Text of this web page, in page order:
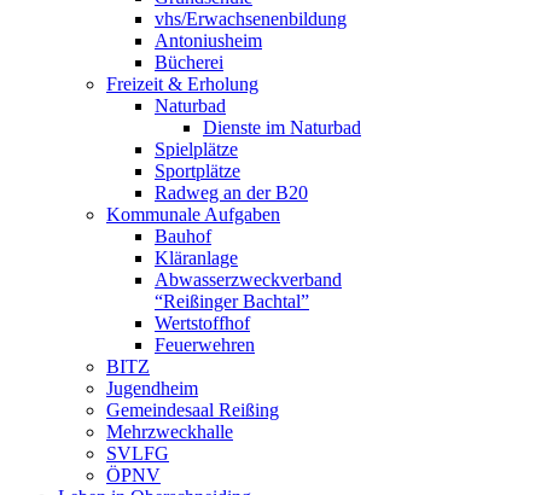
vhs/Erwachsenenbildung
Antoniusheim
Bücherei
Freizeit & Erholung
Naturbad
Dienste im Naturbad
Spielplätze
Sportplätze
Radweg an der B20
Kommunale Aufgaben
Bauhof
Kläranlage
Abwasserzweckverband
“Reißinger Bachtal”
Wertstoffhof
Feuerwehren
BITZ
Jugendheim
Gemeindesaal Reißing
Mehrzweckhalle
SVLFG
ÖPNV